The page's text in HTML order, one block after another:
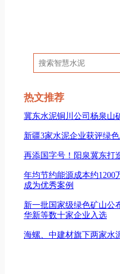
搜
索
热文推荐
冀东水泥铜川公司杨泉山
新疆3家水泥企业获评绿
再添国字号！阳泉冀东打
年均节约能源成本约1200
成为优秀案例
新一批国家级绿色矿山公
华新等数十家企业入选
海螺、中建材旗下两家水